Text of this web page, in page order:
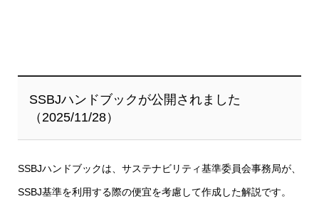
SSBJハンドブックが公開されました
（2025/11/28）
SSBJハンドブックは、サステナビリティ基準委員会事務局が、
SSBJ基準を利用する際の便宜を考慮して作成した解説です。